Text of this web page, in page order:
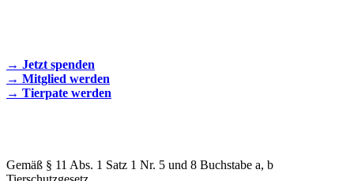
→ Jetzt spenden
→ Mitglied werden
→ Tierpate werden
Gemäß § 11 Abs. 1 Satz 1 Nr. 5 und 8 Buchstabe a, b